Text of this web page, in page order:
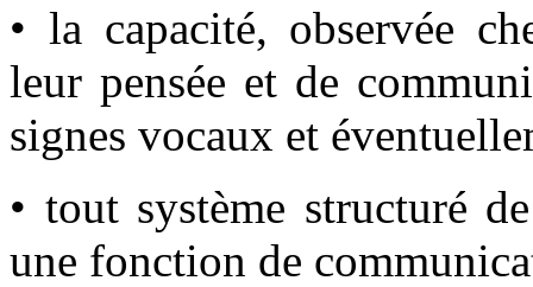
• la capacité, observée
leur pensée et de
signes vocaux et
• tout système structuré
une fonction de